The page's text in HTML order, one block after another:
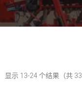
显示 13-24 个结果（共 33